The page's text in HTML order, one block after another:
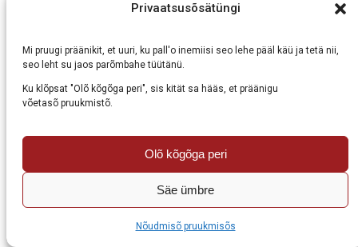
Privaatsusõsätüngi
Mi pruugi präänikit, et uuri, ku pall'o inemiisi seo lehe pääl käü ja tetä nii,
seo leht su jaos parõmbahe tüütänü.
Ku klõpsat "Olõ kõgõga peri", sis kität sa hääs, et präänigu
võetasõ pruukmistõ.
Olõ kõgõga peri
Säe ümbre
Nõudmisõ pruukmisõs
Ligipäsemine
Nõudmisõ pruukmisõs